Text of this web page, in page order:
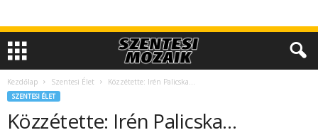
Kezdőlap Szentesi Élet Közzétette: Irén Palicska…
SZENTESI ÉLET
Közzétette: Irén Palicska…